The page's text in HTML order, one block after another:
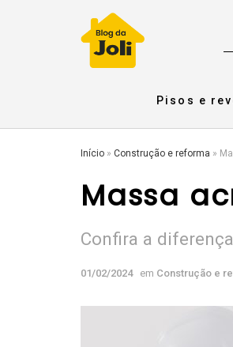
Pisos e
Início » Construção e reforma »
Massa
Confira a
01/02/2024 em Construção e